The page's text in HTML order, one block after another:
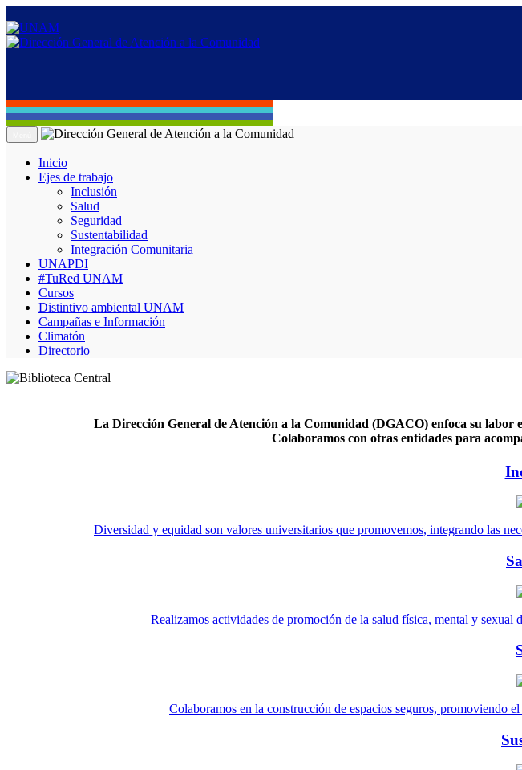
Inicio
Ejes de trabajo
Inclusión
Salud
Seguridad
Sustentabilidad
Integración Comunitaria
UNAPDI
#TuRed UNAM
Cursos
Distintivo ambiental UNAM
Campañas e Información
Climatón
Directorio
La Dirección General de Atención a la Comunidad (DGACO) enfoca su labor
Colaboramos con otras entidades para
Diversidad y equidad son valores universitarios que promovemos, integrando las
Realizamos actividades de promoción de la salud física, mental y
Colaboramos en la construcción de espacios seguros, promoviendo